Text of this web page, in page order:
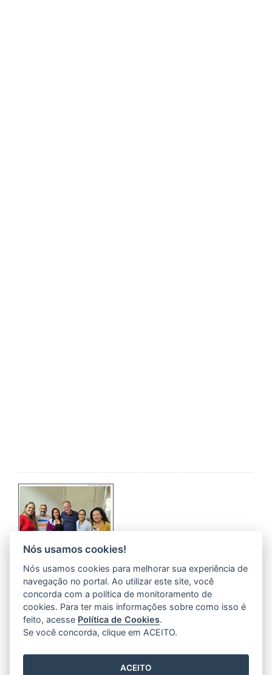
Governo do Estado entrega mais de 2.800
aparelhos auditivos em 2025
22/10/2025 11H34- ATUALIZADO EM22/10/2025 13H25
O Governo do Estado, por meio da Secretaria da
Saúde (Sesa), segue ampliando as ações de
intermédio do Centro de Reabilitação Física do
Leia mais
Nós usamos cookies!
Nós usamos cookies para melhorar sua experiência de
navegação no portal. Ao utilizar este site, você
concorda com a política de monitoramento de
cookies. Para ter mais informações sobre como isso é
feito, acesse Política de Cookies.
Se você concorda, clique em ACEITO.
ACEITO